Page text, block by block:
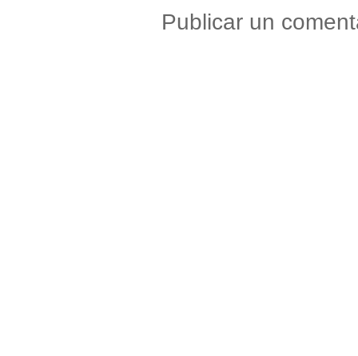
Publicar un